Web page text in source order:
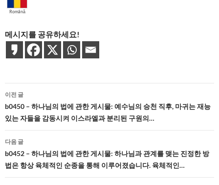
Română
메시지를 공유하세요!
글
네
비
게
이
션
이전 글
b0450 – 하나님의 법에 관한 게시물: 예수님의 승천 직후, 마귀는 재능
있는 자들을 감동시켜 이스라엘과 분리된 구원의…
다음 글
b0452 – 하나님의 법에 관한 게시물: 하나님과 관계를 맺는 진정한 방
법은 항상 육체적인 순종을 통해 이루어졌습니다. 육체적인…